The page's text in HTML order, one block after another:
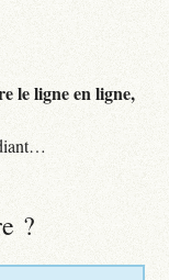
le ligne en ligne,
?